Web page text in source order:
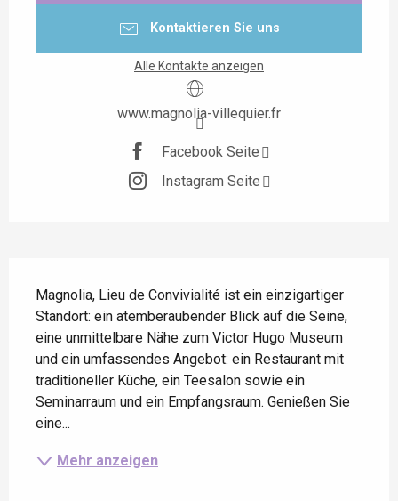
Kontaktieren Sie uns
Alle Kontakte anzeigen
www.magnolia-villequier.fr
Facebook Seite
Instagram Seite
Magnolia, Lieu de Convivialité ist ein einzigartiger
Standort: ein atemberaubender Blick auf die Seine,
eine unmittelbare Nähe zum Victor Hugo Museum
und ein umfassendes Angebot: ein Restaurant mit
traditioneller Küche, ein Teesalon sowie ein
Seminarraum und ein Empfangsraum. Genießen Sie
eine...
Mehr anzeigen